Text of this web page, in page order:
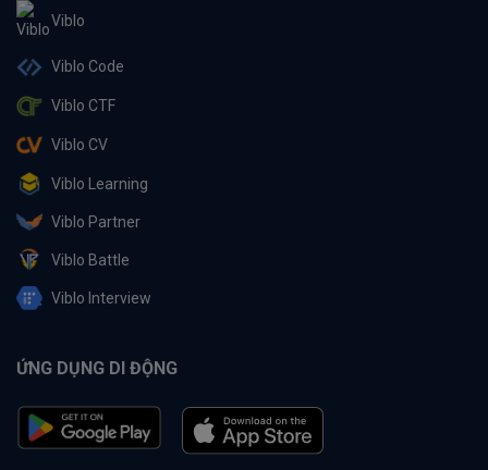
Viblo
Viblo Code
Viblo CTF
Viblo CV
Viblo Learning
Viblo Partner
Viblo Battle
Viblo Interview
ỨNG DỤNG DI ĐỘNG